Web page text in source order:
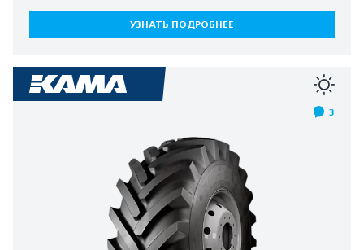
УЗНАТЬ ПОДРОБНЕЕ
3